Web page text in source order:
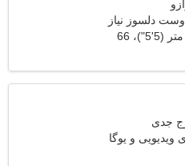
دلسوز نیاز
برقصیم
164 سانتی متر (5'5")، 66
ویدیویی و یوگا